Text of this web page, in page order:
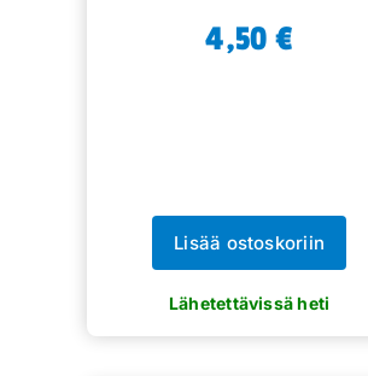
4,50 €
Lisää ostoskoriin